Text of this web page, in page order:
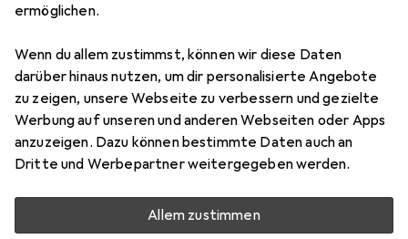
ermöglichen.
Wenn du allem zustimmst, können wir diese Daten
darüber hinaus nutzen, um dir personalisierte Angebote
zu zeigen, unsere Webseite zu verbessern und gezielte
Werbung auf unseren und anderen Webseiten oder Apps
anzuzeigen. Dazu können bestimmte Daten auch an
Dritte und Werbepartner weitergegeben werden.
Allem zustimmen
SchwalbeHurricane
29 x 2.25, 57-622
Preis in EUR inkl. MwSt.
EUR
28,63
Bewertungen